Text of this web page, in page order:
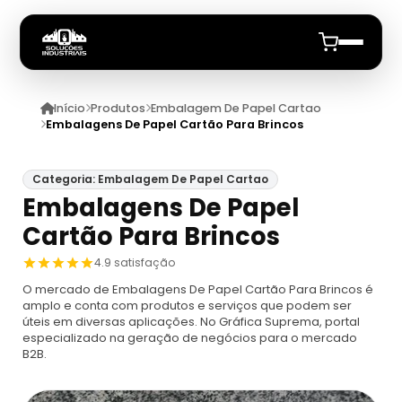
Início
Embalagem De Papel Cartao
Preço
Caixa Em Papel Cartão
Solapa Personalizada
Comprar Muitas Solapas
Comprar Solapa Para Embalagem
Comprar Solapa Para Lacre
Calendarios De Mesa Personalizados
Brindes Personalizados Calendário De Mesa
Calendário De Mesa
Embalagem Blister
Blister De Selagem Transparente
Quem Somos
Anuncie
Início Produtos Embalagem De Papel Cartao
Embalagens De Papel Cartão Para Brincos
Categoria: Embalagem De Papel Cartao
Embalagens De Papel
Cartão Para Brincos
4.9 satisfação
O mercado de Embalagens De Papel Cartão Para Brincos é
amplo e conta com produtos e serviços que podem ser
úteis em diversas aplicações. No Gráfica Suprema, portal
especializado na geração de negócios para o mercado
B2B.